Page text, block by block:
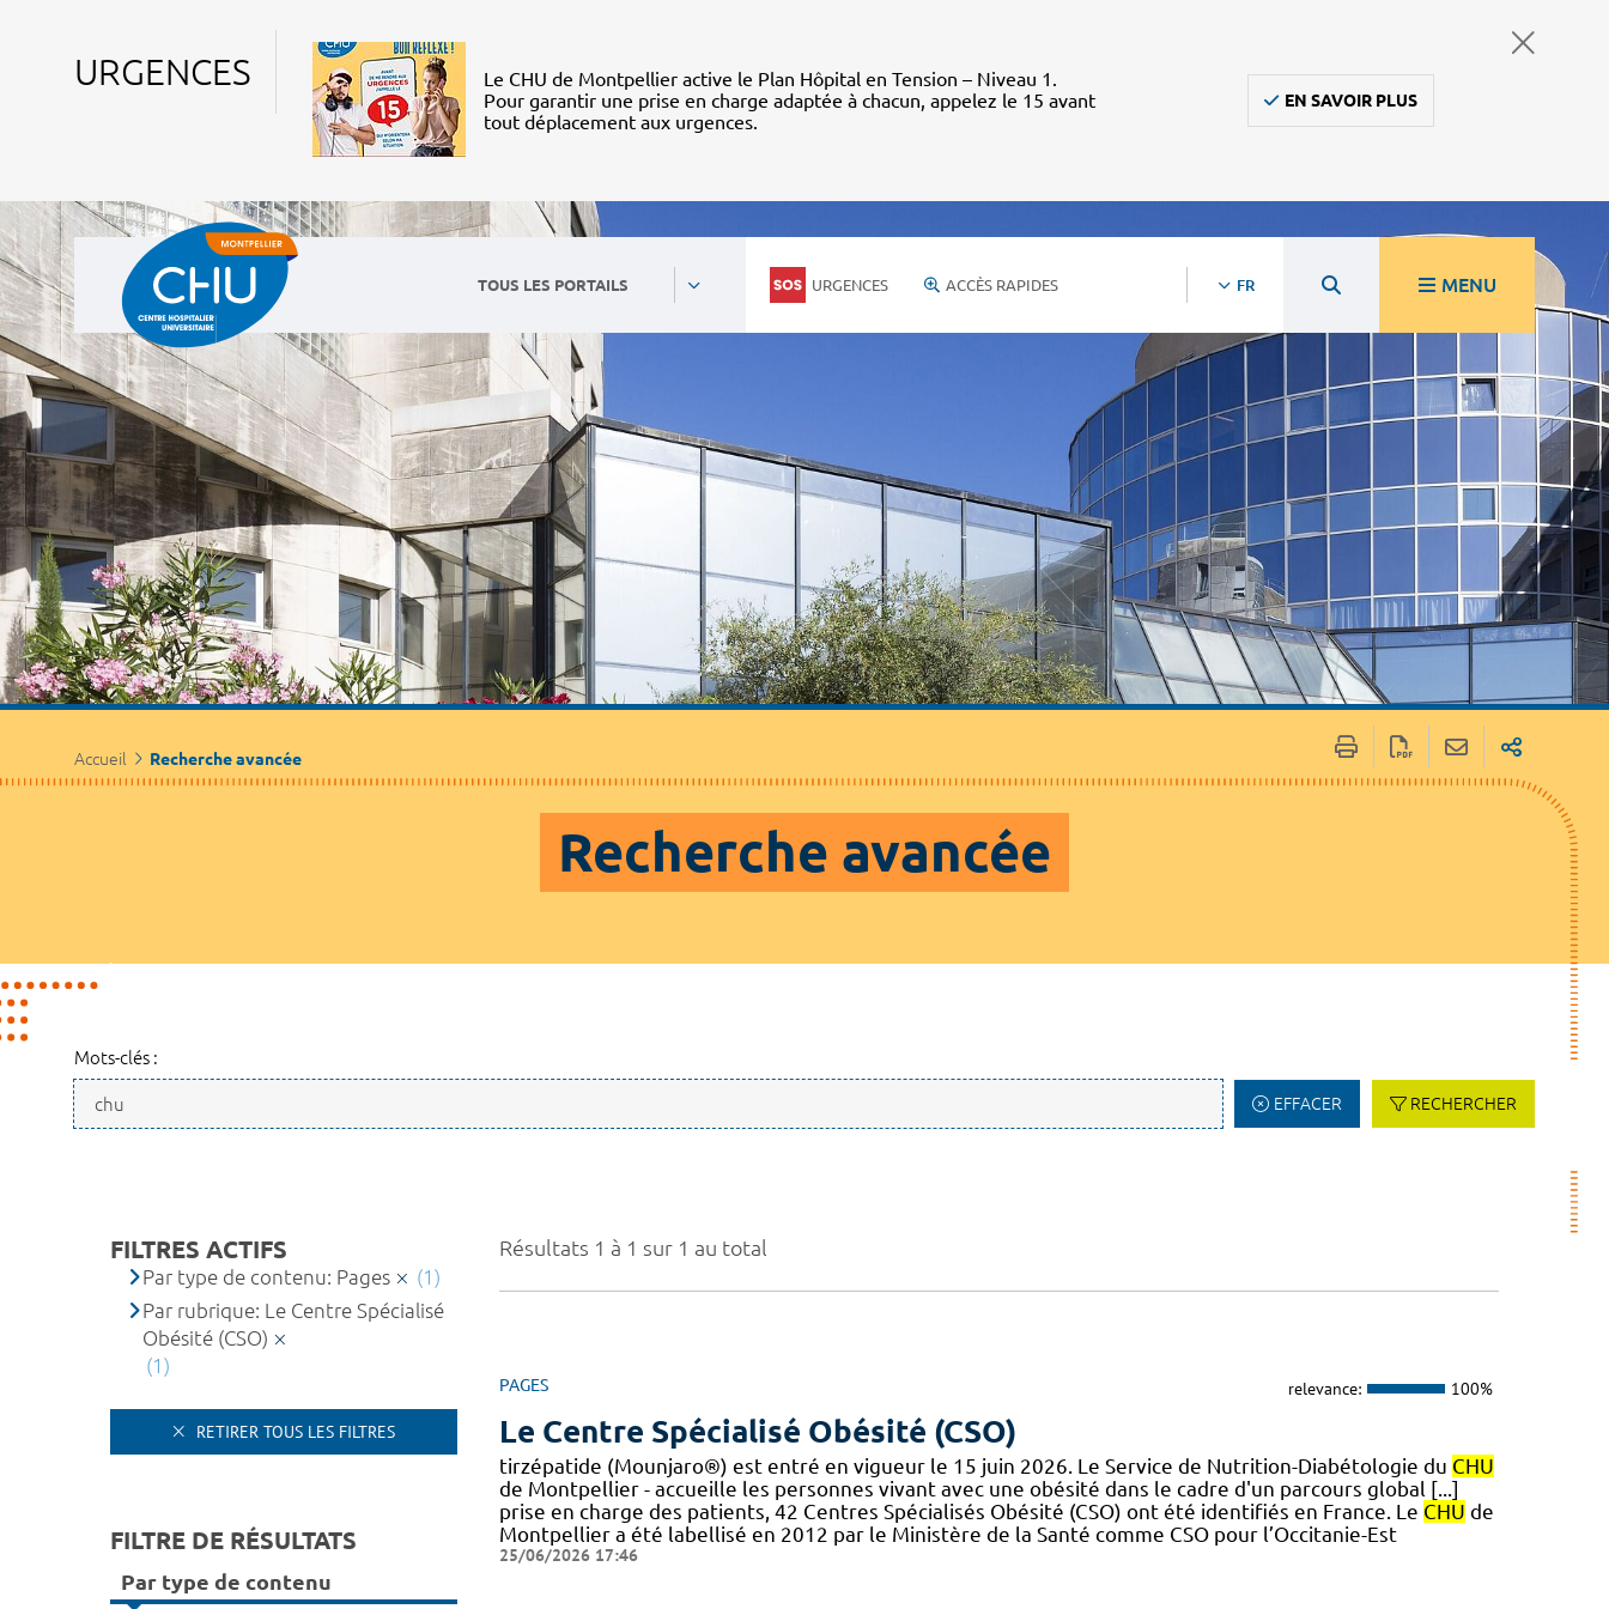
URGENCES
Le CHU de Montpellier active le Plan Hôpital en Tension – Niveau 1.
Pour garantir une prise en charge adaptée à chacun, appelez le 15 avant
tout déplacement aux urgences.
EN SAVOIR PLUS
TOUS LES PORTAILS URGENCES ACCÈS RAPIDES FR MENU
Accueil Recherche avancée
Recherche avancée
Mots-clés :
EFFACER RECHERCHER
Résultats 1 à 1 sur 1 au total
PAGES relevance: 100%
Le Centre Spécialisé Obésité (CSO)
tirzépatide (Mounjaro®) est entré en vigueur le 15 juin 2026. Le Service de Nutrition-Diabétologie du CHU
de Montpellier - accueille les personnes vivant avec une obésité dans le cadre d'un parcours global [...]
prise en charge des patients, 42 Centres Spécialisés Obésité (CSO) ont été identifiés en France. Le CHU de
Montpellier a été labellisé en 2012 par le Ministère de la Santé comme CSO pour l’Occitanie-Est
25/06/2026 17:46
FILTRES ACTIFS
Par type de contenu: Pages
(1)
Par rubrique: Le Centre Spécialisé
Obésité (CSO)
(1)
RETIRER TOUS LES FILTRES
FILTRE DE RÉSULTATS
Par type de contenu